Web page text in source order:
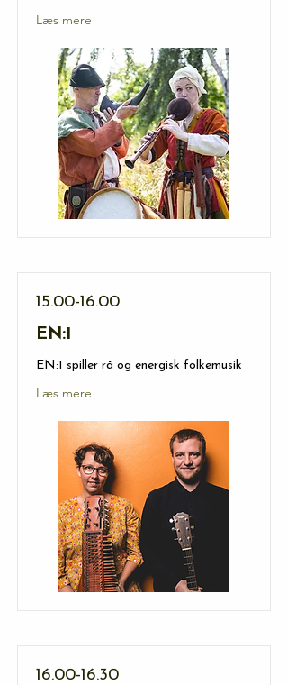
Læs mere
15.00-16.00
EN:1
EN:1 spiller rå og energisk folkemusik
Læs mere
16.00-16.30